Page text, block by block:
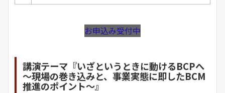
お申込み受付中
講演テーマ『いざというときに動けるBCPへ
～現場の巻き込みと、事業実態に即したBCM
推進のポイント～』